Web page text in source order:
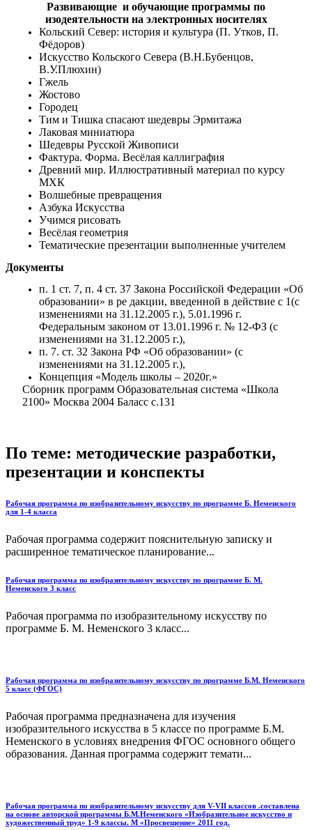
Развивающие и обучающие программы по
изодеятельности на электронных носителях
Кольский Север: история и культура (П. Утков, П.
Фёдоров)
Искусство Кольского Севера (В.Н.Бубенцов,
В.У.Плюхин)
Гжель
Жостово
Городец
Тим и Тишка спасают шедевры Эрмитажа
Лаковая миниатюра
Шедевры Русской Живописи
Фактура. Форма. Весёлая каллиграфия
Древний мир. Иллюстративный материал по курсу
МХК
Волшебные превращения
Азбука Искусства
Учимся рисовать
Весёлая геометрия
Тематические презентации выполненные учителем
Документы
п. 1 ст. 7, п. 4 ст. 37 Закона Российской Федерации «Об
образовании» в ре дакции, введенной в действие с 1(с
изменениями на 31.12.2005 г.), 5.01.1996 г.
Федеральным законом от 13.01.1996 г. № 12-ФЗ (с
изменениями на 31.12.2005 г.),
п. 7. ст. 32 Закона РФ «Об образовании» (с
изменениями на 31.12.2005 г.),
Концепция «Модель школы – 2020г.»
Сборник программ Образовательная система «Школа
2100» Москва 2004 Баласс с.131
По теме: методические разработки,
презентации и конспекты
Рабочая программа по изобразительному искусству по программе Б. Неменского
для 1-4 класса
Рабочая программа содержит пояснительную записку и
расширенное тематическое планирование...
Рабочая программа по изобразительному искусству по программе Б. М.
Неменского 3 класс
Рабочая программа по изобразительному искусству по
программе Б. М. Неменского 3 класс...
Рабочая программа по изобразительному искусству по программе Б.М. Неменского
5 класс (ФГОС)
Рабочая программа предназначена для изучения
изобразительного искусства в 5 классе по программе Б.М.
Неменского в условиях внедрения ФГОС основного общего
образования. Данная программа содержит темати...
Рабочая программа по изобразительному искусству для V-VII классов .составлена
на основе авторской программы Б.М.Неменского «Изобразительное искусство и
художественный труд» 1-9 классы. М «Просвещение» 2011 год.